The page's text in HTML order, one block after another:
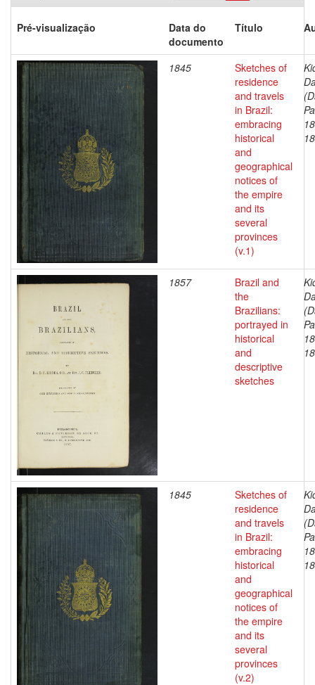
Pré-visualização
Data do
documento
Título
1845
Sketches of
residence
and travels
in Brazil:
embracing
historical
and
geographical
notices of
the empire
and its
several
provinces
(v.1)
1857
Brazil and
the
Brazilians:
portrayed in
historical
and
descriptive
sketches
1845
Sketches of
residence
and travels
in Brazil:
embracing
historical
and
geographical
notices of
the empire
and its
several
provinces
(v.2)